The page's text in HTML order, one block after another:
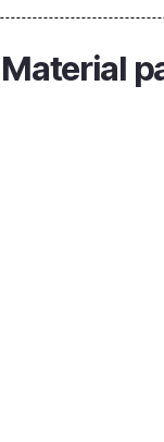
Material